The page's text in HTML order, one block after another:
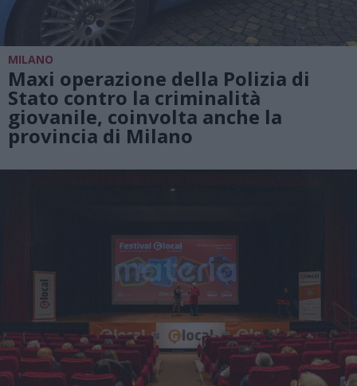
MILANO
Maxi operazione della Polizia di
Stato contro la criminalità
giovanile, coinvolta anche la
provincia di Milano